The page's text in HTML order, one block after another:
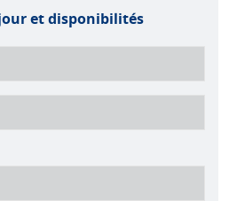
et disponibilités